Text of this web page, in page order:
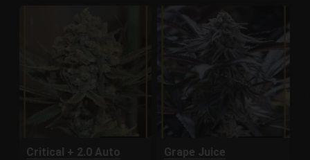
Critical + 2.0 Auto Grape Juice